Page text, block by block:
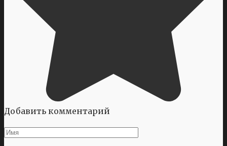
Добавить комментарий
Имя